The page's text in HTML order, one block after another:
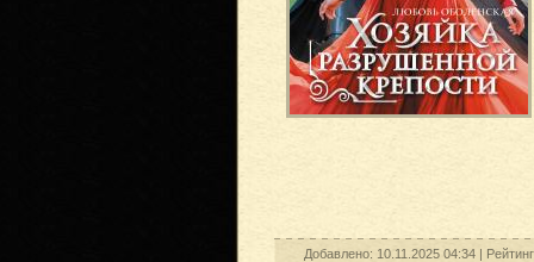
Добавлено: 10.11.2025 04:34 |